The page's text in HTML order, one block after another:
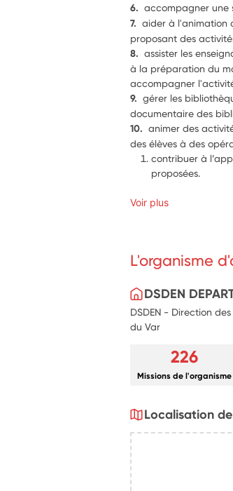
6. accompagner une
7. aider à l'animation
proposant des
8. assister les
à la préparation du
accompagner
9. gérer les
10. animer des
contribuer à
Voir plus
L'organisme
DSDEN
DSDEN - Direction
du Var
226
Missions de l'organisme
Localisation